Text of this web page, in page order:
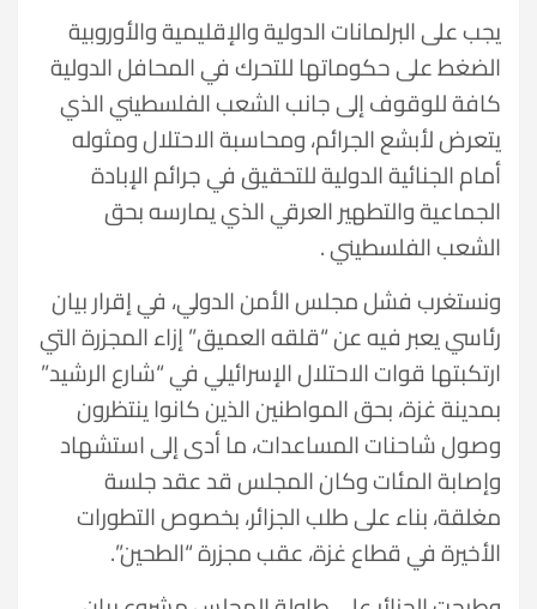
يجب على البرلمانات الدولية والإقليمية والأوروبية
الضغط على حكوماتها للتحرك في المحافل الدولية
كافة للوقوف إلى جانب الشعب الفلسطيني الذي
يتعرض لأبشع الجرائم، ومحاسبة الاحتلال ومثوله
أمام الجنائية الدولية للتحقيق في جرائم الإبادة
الجماعية والتطهير العرقي الذي يمارسه بحق
الشعب الفلسطيني .
ونستغرب فشل مجلس الأمن الدولي، في إقرار بيان
رئاسي يعبر فيه عن “قلقه العميق” إزاء المجزرة التي
ارتكبتها قوات الاحتلال الإسرائيلي في “شارع الرشيد”
بمدينة غزة، بحق المواطنين الذين كانوا ينتظرون
وصول شاحنات المساعدات، ما أدى إلى استشهاد
وإصابة المئات وكان المجلس قد عقد جلسة
مغلقة، بناء على طلب الجزائر، بخصوص التطورات
الأخيرة في قطاع غزة، عقب مجزرة “الطحين”.